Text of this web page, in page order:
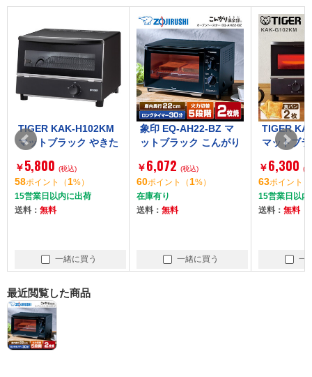
TIGER KAK-H102KM
マットブラック やきた
ー (2枚焼き)]
￥5,800 (税込)
58ポイント （ 1%）
15営業日以内に出荷
送料： 無料
一緒に買う
象印 EQ-AH22-BZ マ
ットブラック こんがり
スター (1000W)]
￥6,072 (税込)
60ポイント （ 1%）
在庫有り
送料： 無料
一緒に買う
TIGER
マットブ
ー]
￥6,300 (
63ポイント
15営業日以内
送料： 無料
一
最近閲覧した商品